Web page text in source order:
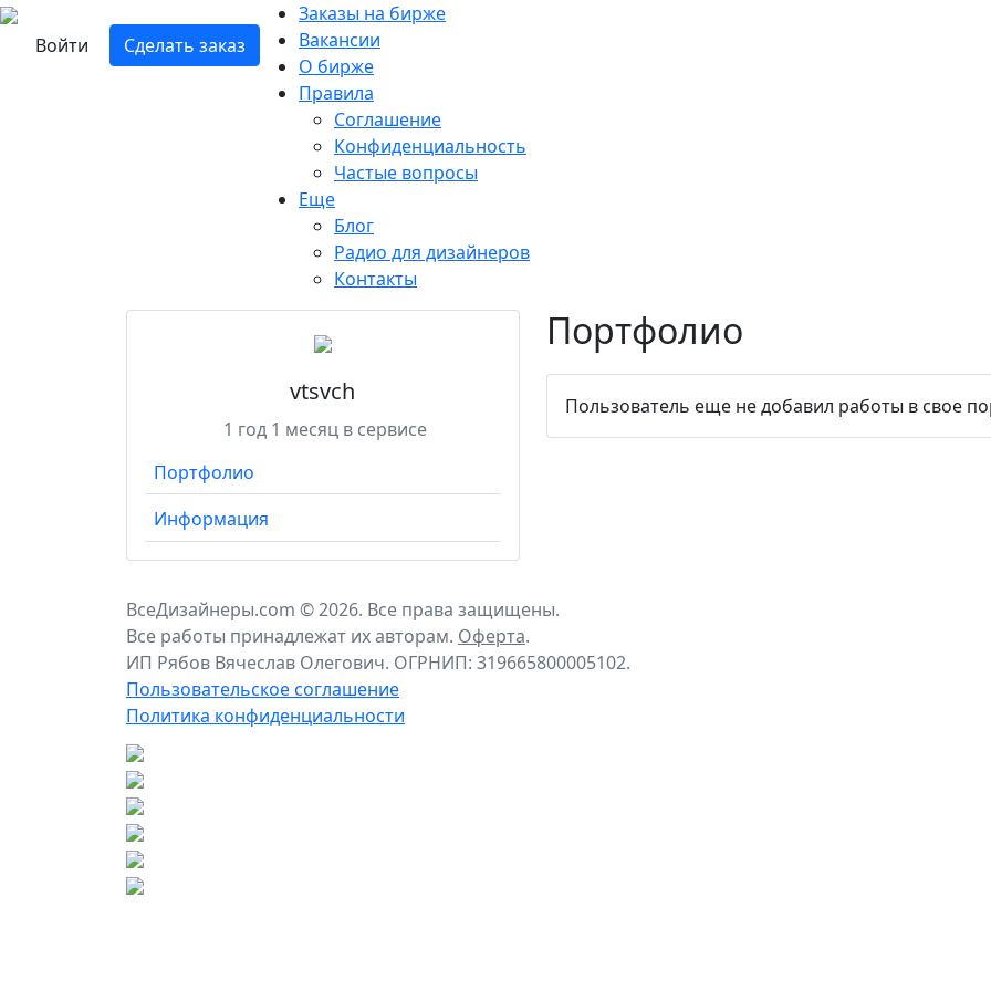
Войти Сделать заказ
Заказы на бирже
Вакансии
О бирже
Правила
Соглашение
Конфиденциальность
Частые вопросы
Еще
Блог
Радио для дизайнеров
Контакты
vtsvch
1 год 1 месяц в сервисе
Портфолио
Информация
Портфолио
Пользователь еще не добавил работы в свое
ВсеДизайнеры.com © 2026. Все права защищены.
Все работы принадлежат их авторам. Оферта.
ИП Рябов Вячеслав Олегович. ОГРНИП: 319665800005102.
Пользовательское соглашение
Политика конфиденциальности